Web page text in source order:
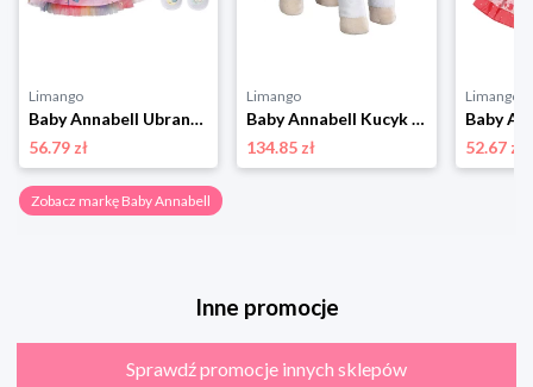
Limango
Baby Annabell Ubranko ''Baby Annabell Sweet Dreams'' dla lalek - 3+ rozmiar: onesize
56.79 zł
Limango
Baby Annabell Kucyk "Baby Annabell - Little Sweet Pony" dla lalek - 3+ rozmiar: onesize
134.85 zł
Limango
52.67 zł
Zobacz markę Baby Annabell
Inne promocje
Sprawdź promocje innych sklepów